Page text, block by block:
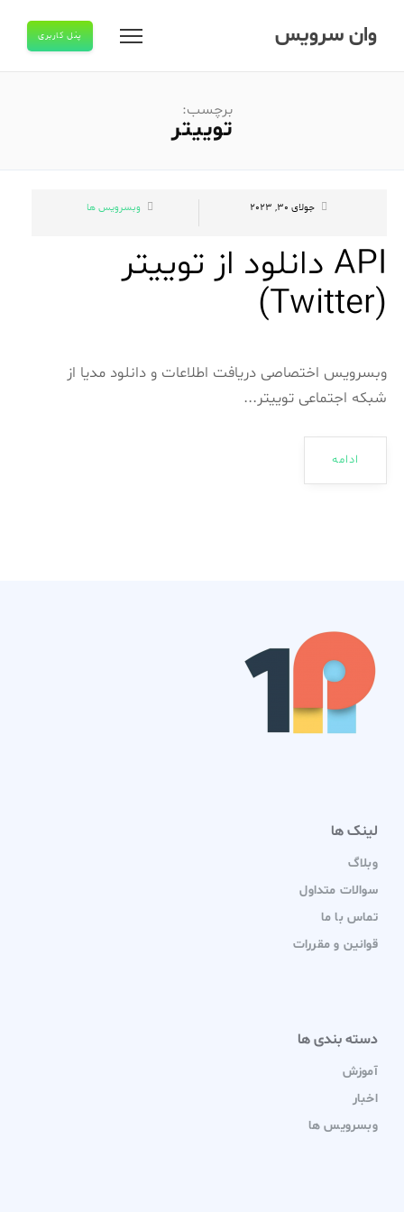
وان سرویس پنل کاربری
برچسب:
توییتر
جولای 30, 2023 وبسرویس ها
API دانلود از توییتر
(Twitter)
وبسرویس اختصاصی دریافت اطلاعات و دانلود مدیا از
شبکه اجتماعی توییتر...
ادامه
لینک ها
وبلاگ
سوالات متداول
تماس با ما
قوانین و مقررات
دسته بندی ها
آموزش
اخبار
وبسرویس ها